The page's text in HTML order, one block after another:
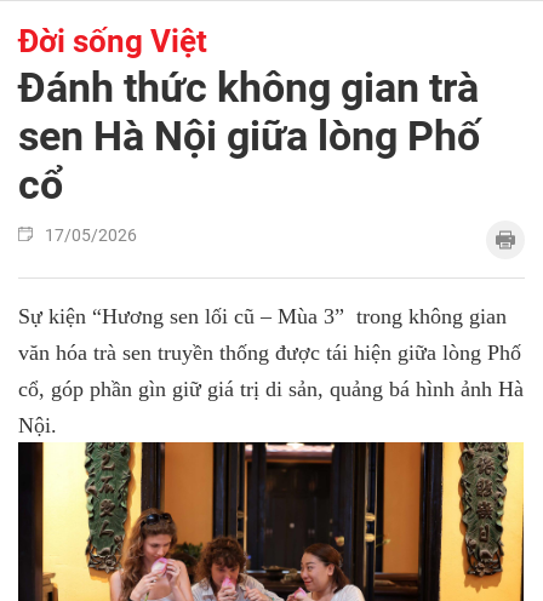
Đời sống Việt
Đánh thức không gian trà
sen Hà Nội giữa lòng Phố
cổ
17/05/2026
Sự kiện “Hương sen lối cũ – Mùa 3” trong không gian
văn hóa trà sen truyền thống được tái hiện giữa lòng Phố
cổ, góp phần gìn giữ giá trị di sản, quảng bá hình ảnh Hà
Nội.